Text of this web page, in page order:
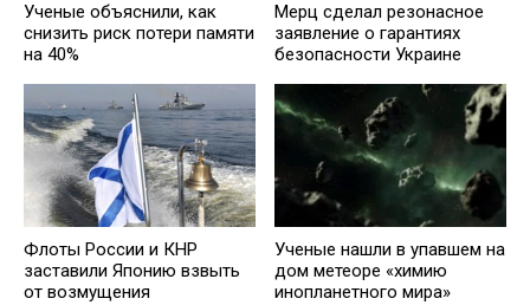
Ученые объяснили, как
снизить риск потери памяти
на 40%
Мерц сделал резонасное
заявление о гарантиях
безопасности Украине
Флоты России и КНР
заставили Японию взвыть
от возмущения
Ученые нашли в упавшем на
дом метеоре «химию
инопланетного мира»